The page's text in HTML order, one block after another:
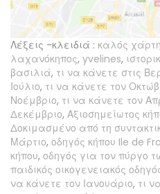
Λέξεις -κλειδιά : καλός
λαχανόκηπος, yvelines,
βασιλιά, τι να κάνετε στις
Ιούλιο, τι να κάνετε τον
Νοέμβριο, τι να κάνετε τον
Δεκέμβριο, Αξιοσημείωτος
Δοκιμασμένο από τη
Μάρτιο, οδηγός κήπου Ile de
κήπου, οδηγός για τον πύργο
παιδικός οικογενειακός
να κάνετε τον Ιανουάριο, τι